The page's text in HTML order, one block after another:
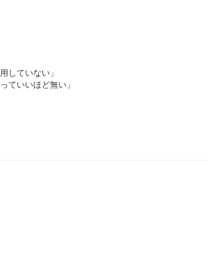
していない」
ていいほど無い」